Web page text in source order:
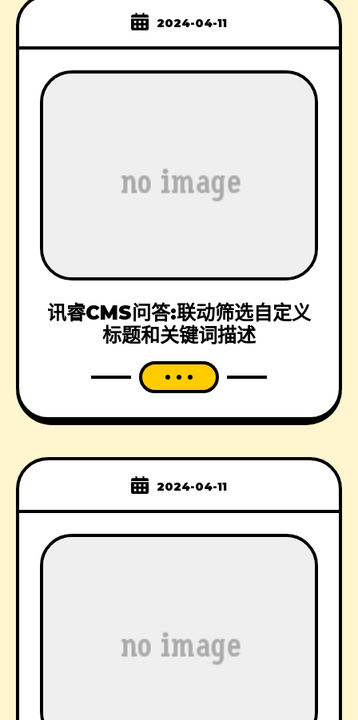
2024-04-11
讯睿CMS问答:联动筛选自定义
标题和关键词描述
2024-04-11